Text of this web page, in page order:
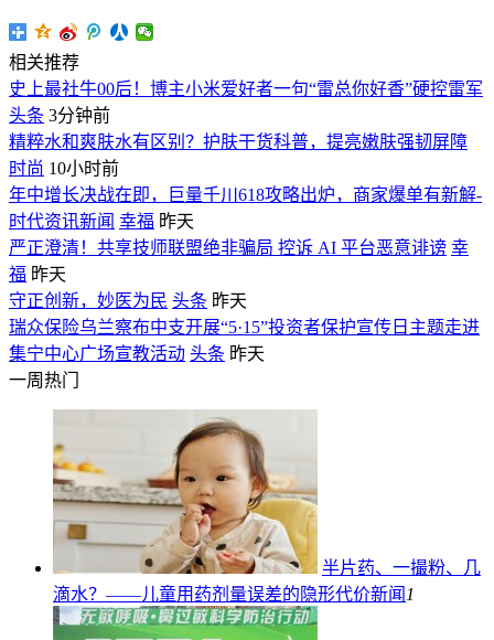
相关推荐
史上最社牛00后！博主小米爱好者一句“雷总你好香”硬控雷军
头条 3分钟前
精粹水和爽肤水有区别？护肤干货科普，提亮嫩肤强韧屏障
时尚 10小时前
年中增长决战在即，巨量千川618攻略出炉，商家爆单有新解-
时代资讯新闻 幸福 昨天
严正澄清！共享技师联盟绝非骗局 控诉 AI 平台恶意诽谤 幸
福 昨天
守正创新，妙医为民 头条 昨天
瑞众保险乌兰察布中支开展“5·15”投资者保护宣传日主题走进
集宁中心广场宣教活动 头条 昨天
一周热门
半片药、一撮粉、几
滴水？——儿童用药剂量误差的隐形代价新闻 1